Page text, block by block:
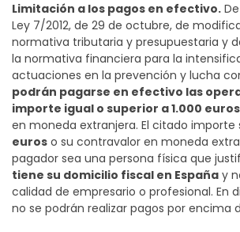
Limitación a los pagos en efectivo.
Ley 7/2012, de 29 de octubre, de
normativa tributaria y presupuestaria y
la normativa financiera para la
actuaciones en la prevención y lucha
podrán pagarse en efectivo las
importe igual o superior a 1.000 euros
en moneda extranjera. El citado importe
euros o su contravalor en moneda
pagador sea una persona física que
tiene su domicilio fiscal en España y
calidad de empresario o profesional. En
no se podrán realizar pagos por encima